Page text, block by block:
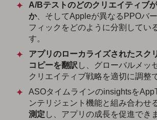
A/Bテストのどのクリエイティブ
か、そしてAppleが異なるPPOバ
フィックをどのように分割してい
す。
アプリのローカライズされたスク
コピーを翻訳 し、グローバルメッ
クリエイティブ戦略を適切に調整
ASOタイムラインのinsightsを
ンテリジェント機能と組み合わせ
測定 し、アプリの成長を促進でき